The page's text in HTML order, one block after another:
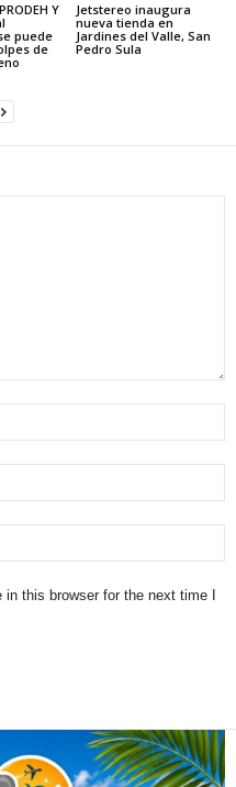
Y
puede
de
Jetstereo inaugura
nueva tienda en
Jardines del Valle, San
Pedro Sula
this browser for the next time I